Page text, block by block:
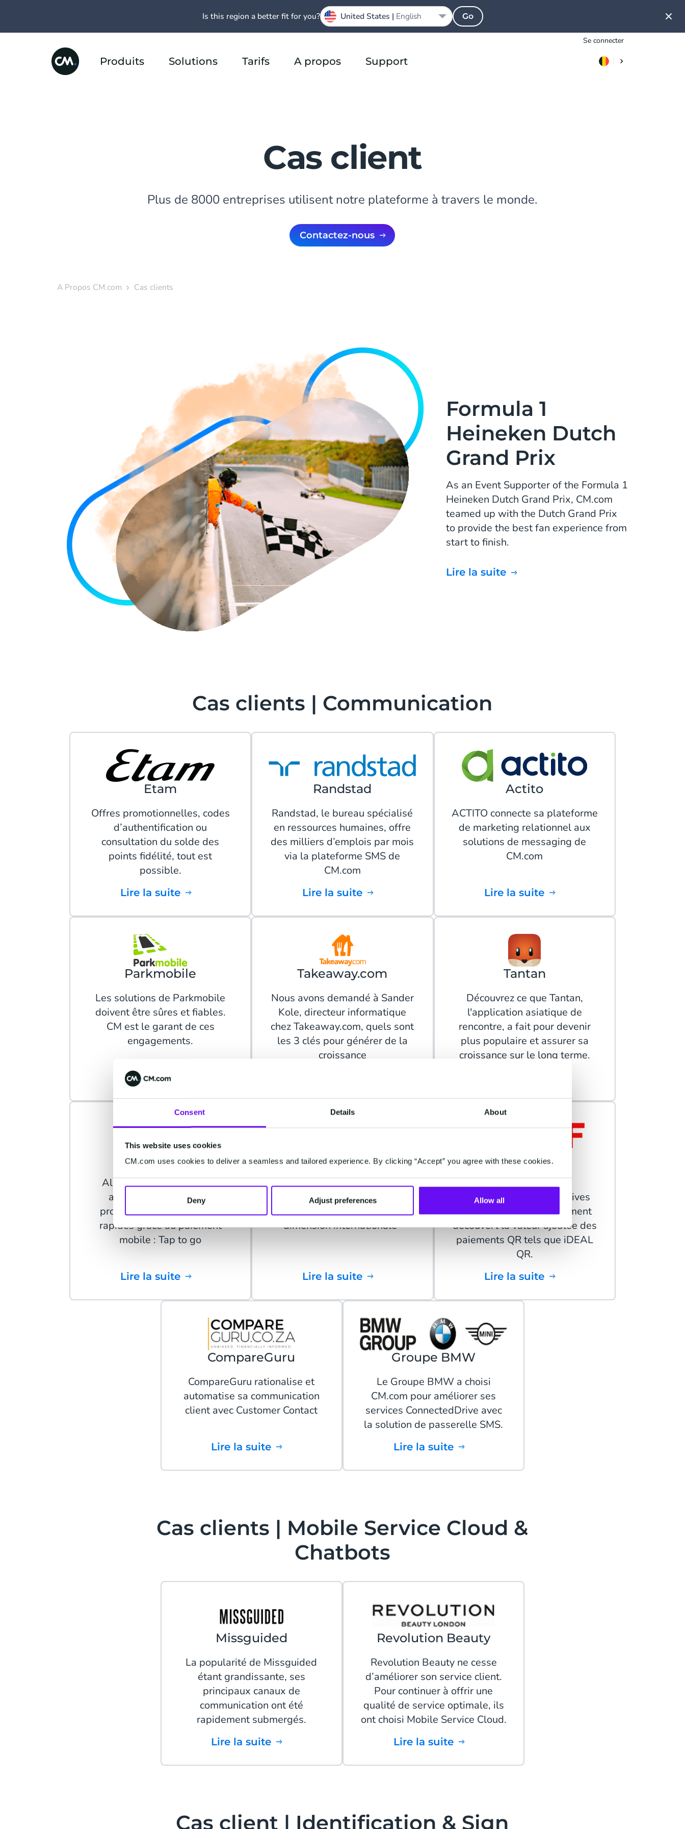
Consent Details About
This website uses cookies
CM.com uses cookies to deliver a seamless and tailored experience. By clicking “Accept” you agree with these cookies.
Deny Adjust preferences Allow all
Se connecter
Produits Solutions Tarifs A propos Support
Cas client
Plus de 8000 entreprises utilisent notre plateforme à travers le monde.
Contactez-nous
A Propos CM.com Cas clients
Formula 1
Heineken Dutch
Grand Prix
As an Event Supporter of the Formula 1
Heineken Dutch Grand Prix, CM.com
teamed up with the Dutch Grand Prix
to provide the best fan experience from
start to finish.
Lire la suite
Cas clients | Communication
Etam
Offres promotionnelles, codes
d’authentification ou
consultation du solde des
points fidélité, tout est
possible.
Lire la suite
Randstad
Randstad, le bureau spécialisé
en ressources humaines, offre
des milliers d’emplois par mois
via la plateforme SMS de
CM.com
Lire la suite
Actito
ACTITO connecte sa plateforme
de marketing relationnel aux
solutions de messaging de
CM.com
Lire la suite
Parkmobile
Les solutions de Parkmobile
doivent être sûres et fiables.
CM est le garant de ces
engagements.
Lire la suite
Takeaway.com
Nous avons demandé à Sander
Kole, directeur informatique
chez Takeaway.com, quels sont
les 3 clés pour générer de la
croissance
Tantan
Découvrez ce que Tantan,
l'application asiatique de
rencontre, a fait pour devenir
plus populaire et assurer sa
croissance sur le long terme.
AH to go
Albert Heijn surpasse les
attentes des clients en
proposant des achats plus
rapides grâce au paiement
mobile : Tap to go
Lire la suite
Sushi Shop
"Nous avons choisi CM.com car
nous savions qu’ils proposent
une solution fiable avec une
dimension internationale"
Lire la suite
KWF, STB &
Les organisations caritatives
néerlandaises ont également
découvert la valeur ajoutée des
paiements QR tels que iDEAL
QR.
Lire la suite
CompareGuru
CompareGuru rationalise et
automatise sa communication
client avec Customer Contact
Lire la suite
Groupe BMW
Le Groupe BMW a choisi
CM.com pour améliorer ses
services ConnectedDrive avec
la solution de passerelle SMS.
Lire la suite
Cas clients | Mobile Service Cloud &
Chatbots
Missguided
La popularité de Missguided
étant grandissante, ses
principaux canaux de
communication ont été
rapidement submergés.
Lire la suite
Revolution Beauty
Revolution Beauty ne cesse
d’améliorer son service client.
Pour continuer à offrir une
qualité de service optimale, ils
ont choisi Mobile Service Cloud.
Lire la suite
Cas client | Identification & Sign
Is this region a better fit for you? United States | English Go